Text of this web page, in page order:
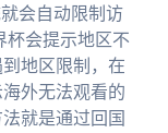
会自动限制访
杯会提示地区不
地区限制，在
外无法观看的
就是通过回国